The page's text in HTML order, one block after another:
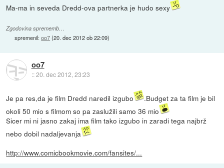
Ma-ma in seveda Dredd-ova partnerka je hudo sexy
Zgodovina sprememb…
spremenil:oo7(20. dec 2012 ob 22:09)
oo7
::20. dec 2012, 23:23
Je pa res,da je film Dredd naredil izgubo
.Budget za ta film je bil
okoli 50 mio s filmom so pa zaslužili samo 36 mio
Sicer mi ni jasno zakaj ima film tako izgubo in zaradi tega najbrž
nebo dobil nadaljevanja
http://www.comicbookmovie.com/fansites/...